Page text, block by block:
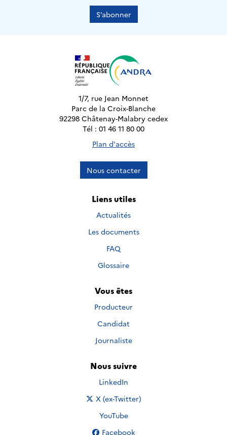
S’abonner
1/7, rue Jean Monnet
Parc de la Croix-Blanche
92298 Châtenay-Malabry cedex
Tél : 01 46 11 80 00
Plan d'accès
Nous contacter
Liens utiles
Actualités
Les documents
FAQ
Glossaire
Vous êtes
Producteur
Candidat
Journaliste
Nous suivre
Nous suivre sur
LinkedIn
Nous suivre sur
X (ex-Twitter)
Nous suivre sur
YouTube
Nous suivre sur
Facebook